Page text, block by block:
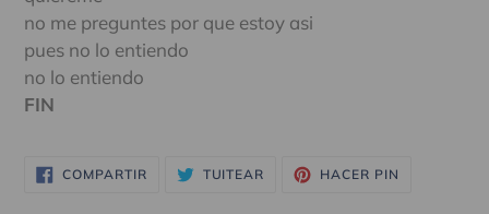
no me preguntes por que estoy asi
pues no lo entiendo
no lo entiendo
FIN
COMPARTIRCOMPARTIR
EN
TUITEAR TUITEARHACER PIN